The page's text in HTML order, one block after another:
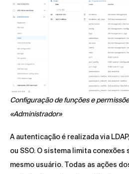
Configuração de funções e
«Administrador»
A autenticação é realizada via
ou SSO. O sistema limita conexões
mesmo usuário. Todas as ações